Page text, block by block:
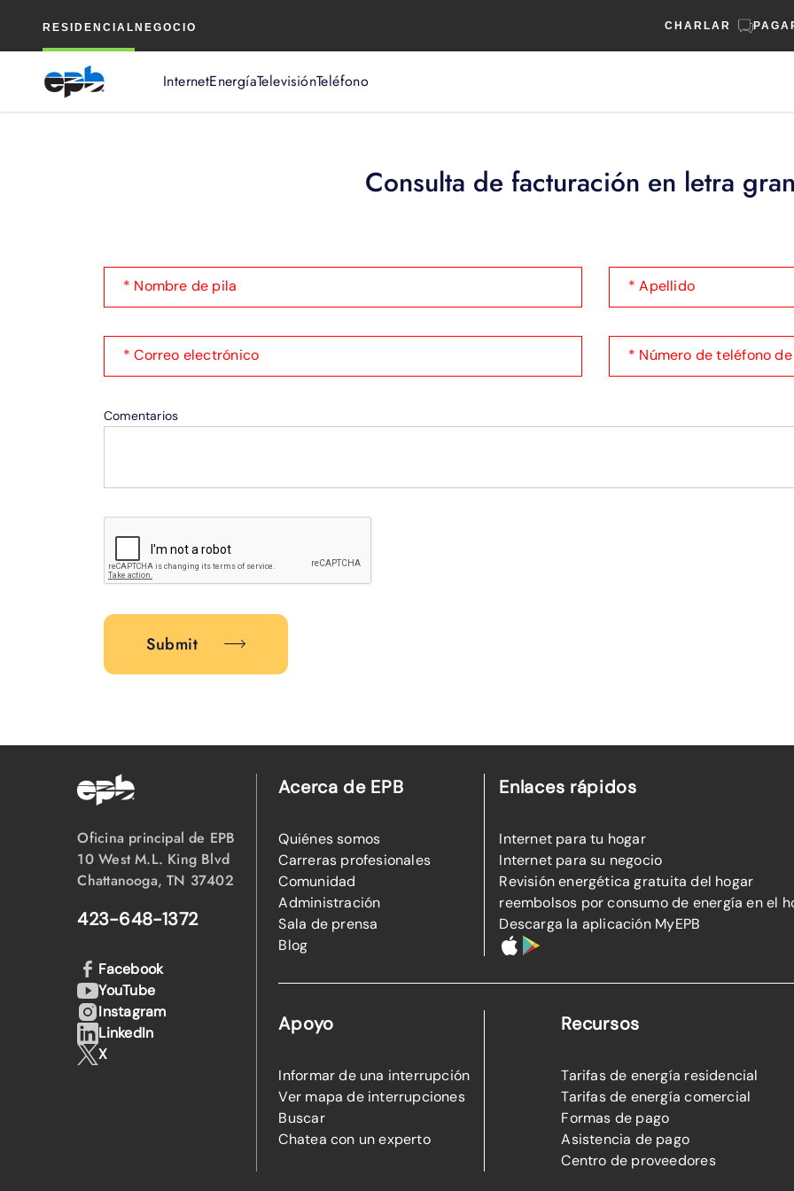
RESIDENCIAL NEGOCIO CHARLAR
InternetEnergíaTelevisiónTeléfono
principal
Consulta de facturación en letra
* Nombre de pila * Apellido
* Correo electrónico * Número de teléfono
Comentarios
Submit
Oficina principal de EPB
10 West M.L. King Blvd
Chattanooga, TN 37402
423-648-1372
Acerca de EPB
Quiénes somos
Carreras profesionales
Comunidad
Administración
Sala de prensa
Blog
Enlaces rápidos
Internet para tu hogar
Internet para su negocio
Revisión energética gratuita del hogar
reembolsos por consumo de energía en el
Descarga la aplicación MyEPB
Apoyo
Informar de una interrupción
Ver mapa de interrupciones
Buscar
Chatea con un experto
Recursos
Tarifas de energía residencial
Tarifas de energía comercial
Formas de pago
Asistencia de pago
Centro de proveedores
Facebook
YouTube
Instagram
LinkedIn
X